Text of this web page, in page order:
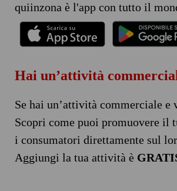
quiinzona è l'app con tutto il
Hai un’attività
Se hai un’attività commerciale e
Scopri come puoi promuovere il
i consumatori direttamente sul
Aggiungi la tua attività è